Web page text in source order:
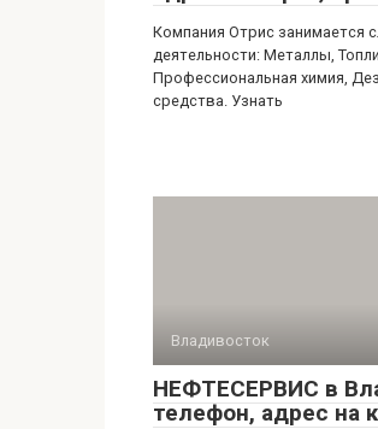
Компания Отрис занимается
деятельности: Металлы,
Профессиональная химия,
средства. Узнать
Владивосток
НЕФТЕСЕРВИС в
телефон, адрес на